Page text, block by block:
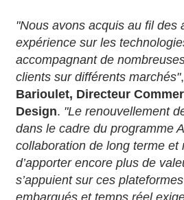
"Nous avons acquis au fil des
expérience sur les
accompagnant de
clients sur différents marchés"
Barioulet, Directeur
Design. "Le renouvellement
dans le cadre du programme
collaboration de long terme et
d’apporter encore plus de
s’appuient sur ces